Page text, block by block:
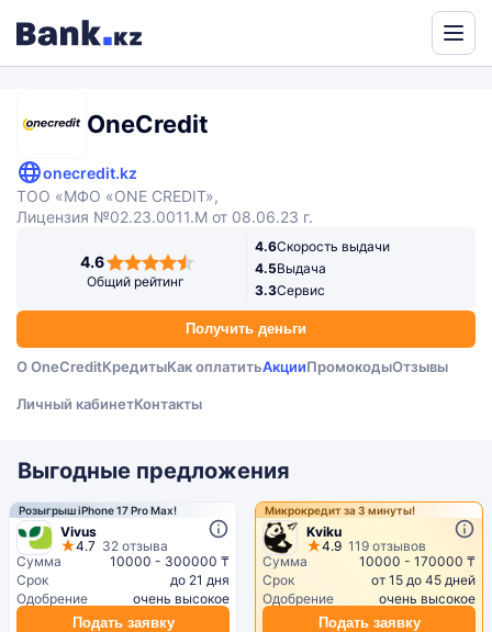
OneCredit
onecredit.kz
ТОО «МФО «ONE CREDIT»,
Лицензия №02.23.0011.M от 08.06.23 г.
4.6
Общий рейтинг
4.6Скорость выдачи
4.5Выдача
3.3Сервис
Получить деньги
О OneCreditКредитыКак оплатитьАкцииПромокодыОтзывы
Личный кабинетКонтакты
Выгодные предложения
Розыгрыш iPhone 17 Pro Max!
Vivus
4.7 32 отзыва
Сумма
10000 - 300000 ₸
Срок
до 21 дня
Одобрение
очень высокое
Подать заявку
Микрокредит за 3 минуты!
Kviku
4.9 119 отзывов
Сумма
10000 - 170000 ₸
Срок
от 15 до 45 дней
Одобрение
очень высокое
Подать заявку